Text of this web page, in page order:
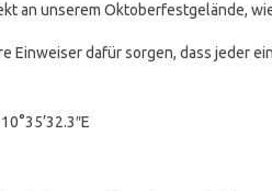
an unserem Oktoberfestgelände,
Einweiser dafür sorgen, dass jeder